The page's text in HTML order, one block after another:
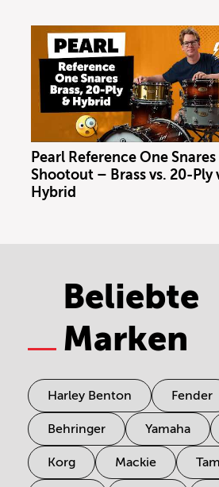
Pearl Reference One Snares
Shootout – Brass vs. 20-Ply
Hybrid
Beliebte
Marken
Harley Benton Fender
Behringer Yamaha
Korg Mackie